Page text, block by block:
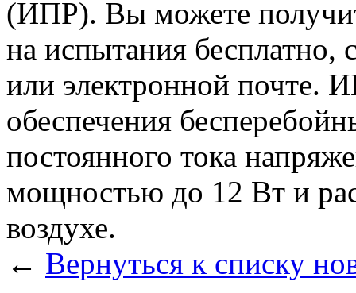
(ИПР). Вы можете
на испытания бесплатно,
или электронной почте.
обеспечения
постоянного тока
мощностью до 12 Вт и
воздухе.
← Вернуться к списку